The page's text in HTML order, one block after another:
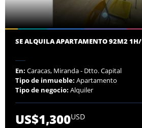
SE ALQUILA APARTAMENTO 92M2
En: Caracas, Miranda - Dtto. Capital
Tipo de inmueble: Apartamento
Tipo de negocio: Alquiler
US$1,300USD